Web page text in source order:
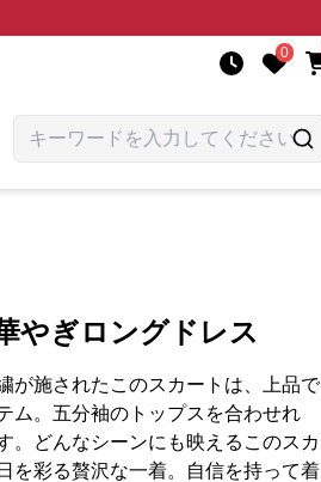
0
やぎロングドレス
が施されたこのスカートは、上品で
ム。五分袖のトップスを合わせれ
。どんなシーンにも映えるこのスカ
を彩る贅沢な一着。自信を持って着